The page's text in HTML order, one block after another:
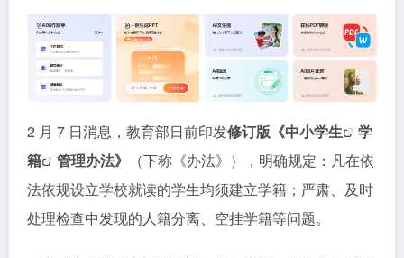
2 月 7 日消息，教育部日前印发修订版《中小学生
学
籍
管理办法》
（下称《办法》），明确规定：凡在依
法依规设立学校就读的学生均须建立学籍；严肃、及时
处理检查中发现的人籍分离、空挂学籍等问题。